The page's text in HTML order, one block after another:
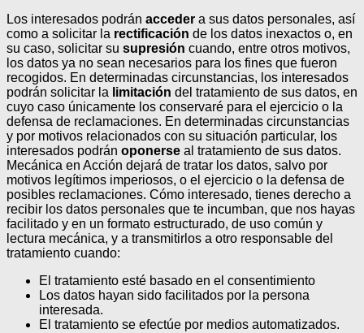
Los interesados podrán acceder a sus datos personales, así
como a solicitar la rectificación de los datos inexactos o, en
su caso, solicitar su supresión cuando, entre otros motivos,
los datos ya no sean necesarios para los fines que fueron
recogidos. En determinadas circunstancias, los interesados
podrán solicitar la limitación del tratamiento de sus datos, en
cuyo caso únicamente los conservaré para el ejercicio o la
defensa de reclamaciones. En determinadas circunstancias
y por motivos relacionados con su situación particular, los
interesados podrán oponerse al tratamiento de sus datos.
Mecánica en Acción dejará de tratar los datos, salvo por
motivos legítimos imperiosos, o el ejercicio o la defensa de
posibles reclamaciones. Cómo interesado, tienes derecho a
recibir los datos personales que te incumban, que nos hayas
facilitado y en un formato estructurado, de uso común y
lectura mecánica, y a transmitirlos a otro responsable del
tratamiento cuando:
El tratamiento esté basado en el consentimiento
Los datos hayan sido facilitados por la persona
interesada.
El tratamiento se efectúe por medios automatizados.